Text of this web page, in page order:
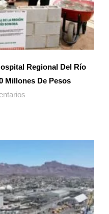
Regional Del Río
Millones De Pesos